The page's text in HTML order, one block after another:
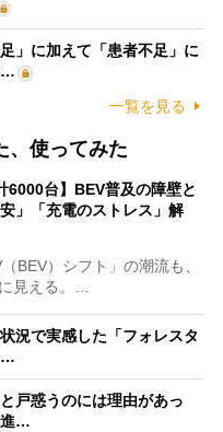
」に加えて「患者不足」に
…
一覧を見る
、使ってみた
6000台】BEV普及の障壁と
」「充電のストレス」解
BEV）シフト」の潮流も、
見える。…
況で実感した「フォレスタ
…
戸惑うのには理由があっ
進…